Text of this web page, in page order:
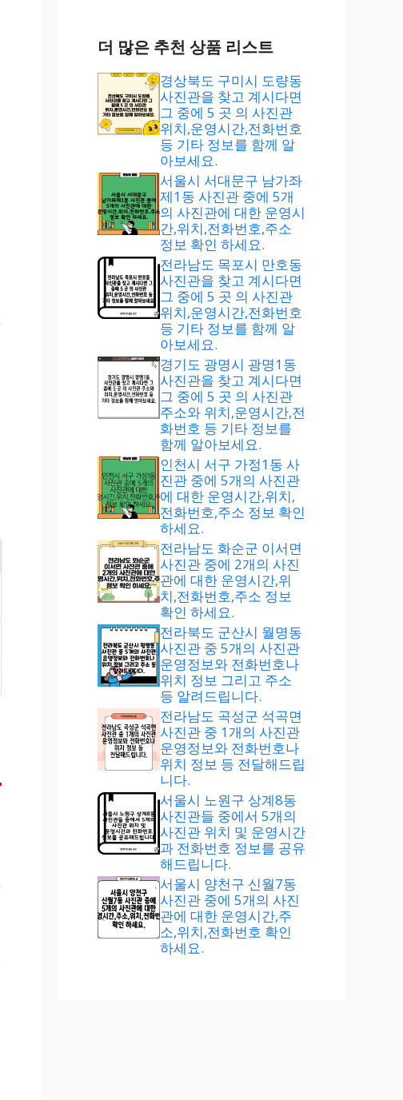
더 많은 추천 상품 리스트
경상북도 구미시 도량동
사진관을 찾고 계시다면
그 중에 5 곳 의 사진관
위치,운영시간,전화번호
등 기타 정보를 함께 알
아보세요.
서울시 서대문구 남가좌
제1동 사진관 중에 5개
의 사진관에 대한 운영시
간,위치,전화번호,주소
정보 확인 하세요.
전라남도 목포시 만호동
사진관을 찾고 계시다면
그 중에 5 곳 의 사진관
위치,운영시간,전화번호
등 기타 정보를 함께 알
아보세요.
경기도 광명시 광명1동
사진관을 찾고 계시다면
그 중에 5 곳 의 사진관
주소와 위치,운영시간,전
화번호 등 기타 정보를
함께 알아보세요.
인천시 서구 가정1동 사
진관 중에 5개의 사진관
에 대한 운영시간,위치,
전화번호,주소 정보 확인
하세요.
전라남도 화순군 이서면
사진관 중에 2개의 사진
관에 대한 운영시간,위
치,전화번호,주소 정보
확인 하세요.
전라북도 군산시 월명동
사진관 중 5개의 사진관
운영정보와 전화번호나
위치 정보 그리고 주소
등 알려드립니다.
전라남도 곡성군 석곡면
사진관 중 1개의 사진관
운영정보와 전화번호나
위치 정보 등 전달해드립
니다.
서울시 노원구 상계8동
사진관들 중에서 5개의
사진관 위치 및 운영시간
과 전화번호 정보를 공유
해드립니다.
서울시 양천구 신월7동
사진관 중에 5개의 사진
관에 대한 운영시간,주
소,위치,전화번호 확인
하세요.